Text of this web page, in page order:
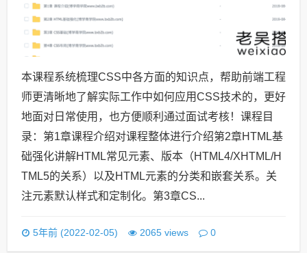
本课程系统梳理CSS中各方面的知识点，帮助前端工程
师更清晰地了解实际工作中如何应用CSS技术的，更好
地面对日常使用，也方便顺利通过面试考核！课程目
录：第1章课程介绍对课程整体进行介绍第2章HTML基
础强化讲解HTML常见元素、版本（HTML4/XHTML/H
TML5的关系）以及HTML元素的分类和嵌套关系。关
注元素默认样式和定制化。第3章CS...
5年前 (2022-02-05) 2065 views 0